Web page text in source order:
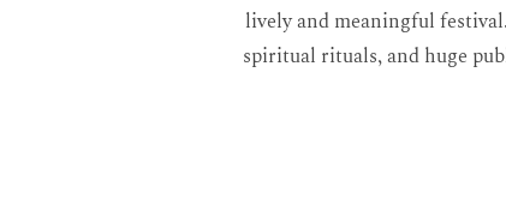
lively and meaningful
spiritual rituals, and huge